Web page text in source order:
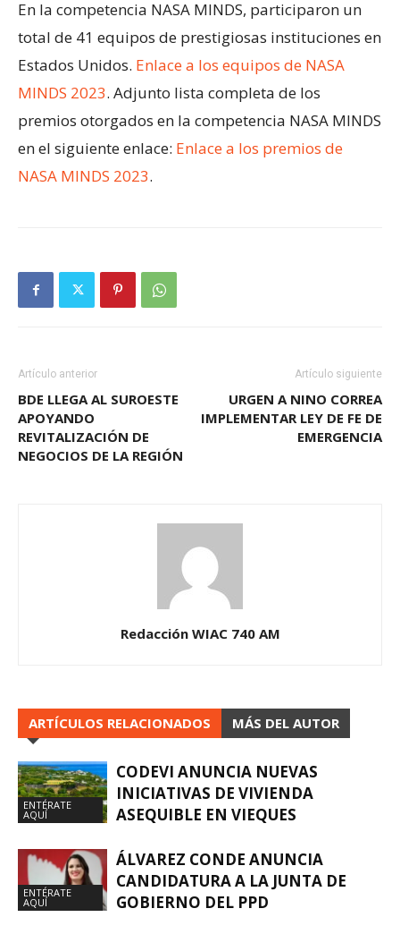
En la competencia NASA MINDS, participaron un
total de 41 equipos de prestigiosas instituciones en
Estados Unidos. Enlace a los equipos de NASA
MINDS 2023. Adjunto lista completa de los
premios otorgados en la competencia NASA MINDS
en el siguiente enlace: Enlace a los premios de
NASA MINDS 2023.
Artículo anterior
BDE LLEGA AL SUROESTE
APOYANDO
REVITALIZACIÓN DE
NEGOCIOS DE LA REGIÓN
Artículo siguiente
URGEN A NINO CORREA
IMPLEMENTAR LEY DE FE DE
EMERGENCIA
Redacción WIAC 740 AM
ARTÍCULOS RELACIONADOS MÁS DEL AUTOR
ENTÉRATE
AQUÍ
CODEVI ANUNCIA NUEVAS
INICIATIVAS DE VIVIENDA
ASEQUIBLE EN VIEQUES
ENTÉRATE
AQUÍ
ÁLVAREZ CONDE ANUNCIA
CANDIDATURA A LA JUNTA DE
GOBIERNO DEL PPD